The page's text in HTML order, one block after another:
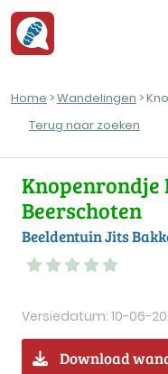
Home >Wandelingen >
Terug naar zoeken
Knopenrondje
Beerschoten
Beeldentuin Jits
Versiedatum: 10-06-
Download